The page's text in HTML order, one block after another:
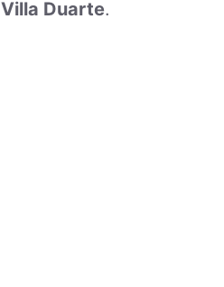
Villa Duarte.